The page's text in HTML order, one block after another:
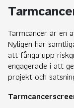
Tarmcancer är en
Nyligen har
att fånga upp
engagerade i att
projekt och